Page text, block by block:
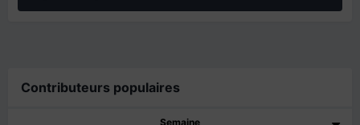
Contributeurs populaires
Semaine